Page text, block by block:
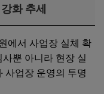
화 추세
에서 사업장 실체 확
뿐 아니라 현장 실
사업장 운영의 투명